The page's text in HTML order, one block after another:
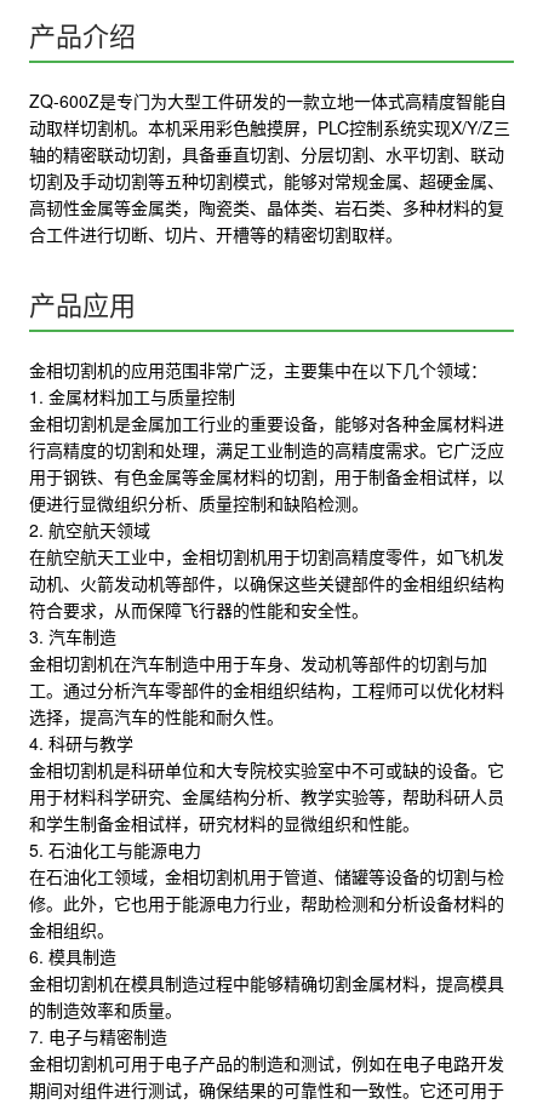
产品介绍
ZQ-600Z是专门为大型工件研发的一款立地一体式高精度智能自
动取样切割机。本机采用彩色触摸屏，PLC控制系统实现X/Y/Z三
轴的精密联动切割，具备垂直切割、分层切割、水平切割、联动
切割及手动切割等五种切割模式，能够对常规金属、超硬金属、
高韧性金属等金属类，陶瓷类、晶体类、岩石类、多种材料的复
合工件进行切断、切片、开槽等的精密切割取样。
产品应用
金相切割机的应用范围非常广泛，主要集中在以下几个领域：
1. 金属材料加工与质量控制
金相切割机是金属加工行业的重要设备，能够对各种金属材料进
行高精度的切割和处理，满足工业制造的高精度需求。它广泛应
用于钢铁、有色金属等金属材料的切割，用于制备金相试样，以
便进行显微组织分析、质量控制和缺陷检测。
2. 航空航天领域
在航空航天工业中，金相切割机用于切割高精度零件，如飞机发
动机、火箭发动机等部件，以确保这些关键部件的金相组织结构
符合要求，从而保障飞行器的性能和安全性。
3. 汽车制造
金相切割机在汽车制造中用于车身、发动机等部件的切割与加
工。通过分析汽车零部件的金相组织结构，工程师可以优化材料
选择，提高汽车的性能和耐久性。
4. 科研与教学
金相切割机是科研单位和大专院校实验室中不可或缺的设备。它
用于材料科学研究、金属结构分析、教学实验等，帮助科研人员
和学生制备金相试样，研究材料的显微组织和性能。
5. 石油化工与能源电力
在石油化工领域，金相切割机用于管道、储罐等设备的切割与检
修。此外，它也用于能源电力行业，帮助检测和分析设备材料的
金相组织。
6. 模具制造
金相切割机在模具制造过程中能够精确切割金属材料，提高模具
的制造效率和质量。
7. 电子与精密制造
金相切割机可用于电子产品的制造和测试，例如在电子电路开发
期间对组件进行测试，确保结果的可靠性和一致性。它还可用于